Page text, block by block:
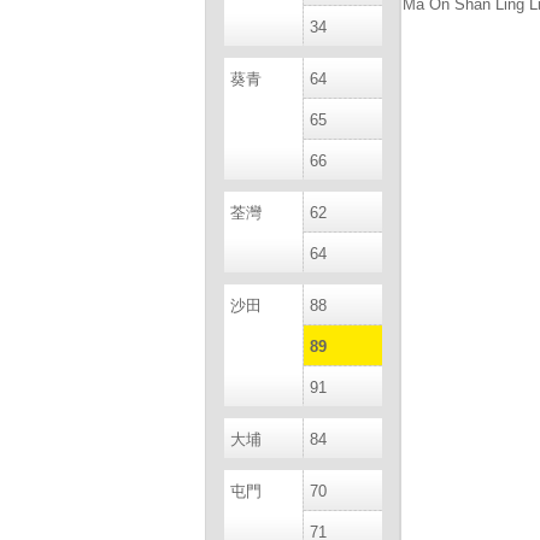
34
葵青 64
65
66
荃灣 62
64
沙田 88
89
91
大埔 84
屯門 70
71
Ma On Shan Ling